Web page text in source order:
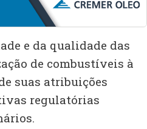
e da qualidade das
de combustíveis à
suas atribuições
regulatórias